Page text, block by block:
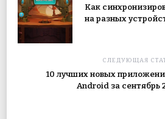
Как
на разных
СЛЕДУЮЩАЯ
10 лучших новых
Android за сентябрь